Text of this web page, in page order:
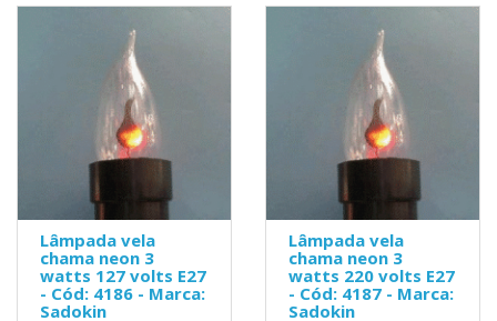
Lâmpada vela
chama neon 3
watts 127 volts E27
- Cód: 4186 - Marca:
Sadokin
Lâmpada vela
chama neon 3
watts 220 volts E27
- Cód: 4187 - Marca:
Sadokin